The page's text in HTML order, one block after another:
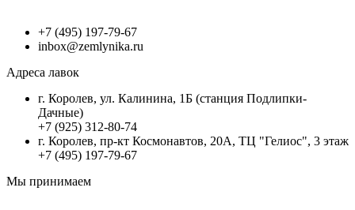
+7 (495) 197-79-67
inbox@zemlynika.ru
Адреса лавок
г. Королев, ул. Калинина, 1Б (станция Подлипки-
Дачные)
+7 (925) 312-80-74
г. Королев, пр-кт Космонавтов, 20А, ТЦ "Гелиос", 3 этаж
+7 (495) 197-79-67
Мы принимаем